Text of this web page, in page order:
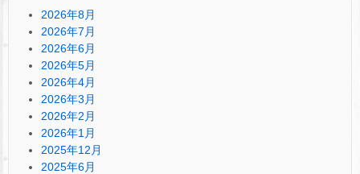
2026年8月
2026年7月
2026年6月
2026年5月
2026年4月
2026年3月
2026年2月
2026年1月
2025年12月
2025年6月